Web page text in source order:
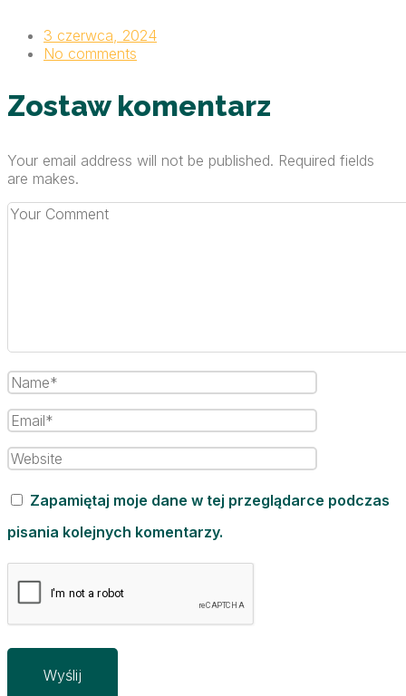
3 czerwca, 2024
No comments
Zostaw komentarz
Your email address will not be published. Required fields
are makes.
Zapamiętaj moje dane w tej przeglądarce podczas
pisania kolejnych komentarzy.